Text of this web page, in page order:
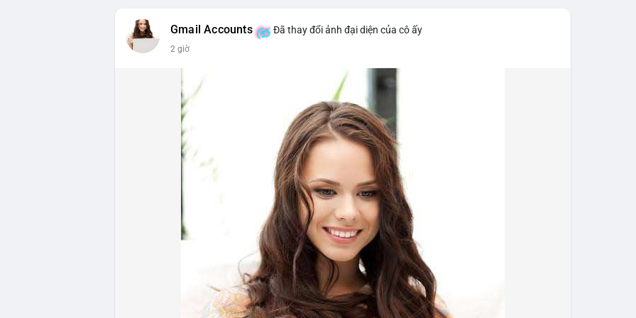
- DeFi & Công nghệ: Tổng TVL DeFi đạt 143,06 tỷ USD, gần như đứng yên (tăng 0,14%).
Ethereum dẫn đầu với 41,85 tỷ USD nhưng tốc độ tăng trưởng chậm lại. Trong khi đó, tổng
vốn hóa Stablecoin đạt 306,95 tỷ USD, cho thấy nhà đầu tư đang giữ tiền mặt chờ đợi.
BTCPay Foundation xác nhận các node Lightning bị rút tiền và đã chặn truy cập từ xa để
- Quy định & Pháp lý: Brazil công bố quy định mới có hiệu lực từ 1/1/2027, yêu cầu tạm dừng
24h đối với các giao dịch crypto trên 10.000 USD chuyển sang nhà cung cấp nước ngoài
hoặc ví tự quản. Fork BIP-110 của Bitcoin khai thác thành công 2 block rồi dừng do thiếu
hashpower, khoảng cách giữa các block kéo dài nhiều giờ.
Lời khuyên từ chuyên gia: Thị trường đang trong giai đoạn tích lũy với tâm lý sợ hãi chiếm
ưu thế. Nhà đầu tư nên tránh FOMO, tập trung quản trị rủi ro và chờ đợi tín hiệu rõ ràng hơn
từ dòng vốn ETF (tuần tốt nhất kể từ tháng 4 với 1 tỷ USD) trước khi gia tăng vị thế.
Xem chi tiết các bài viết đầy đủ tại dòng thời gian của Vlike.vn!
#feargreedindex #bip110fork #brazilcryptoregulation
Gmail Accounts Đã thay đổi ảnh đại diện của cô ấy
2 giờ